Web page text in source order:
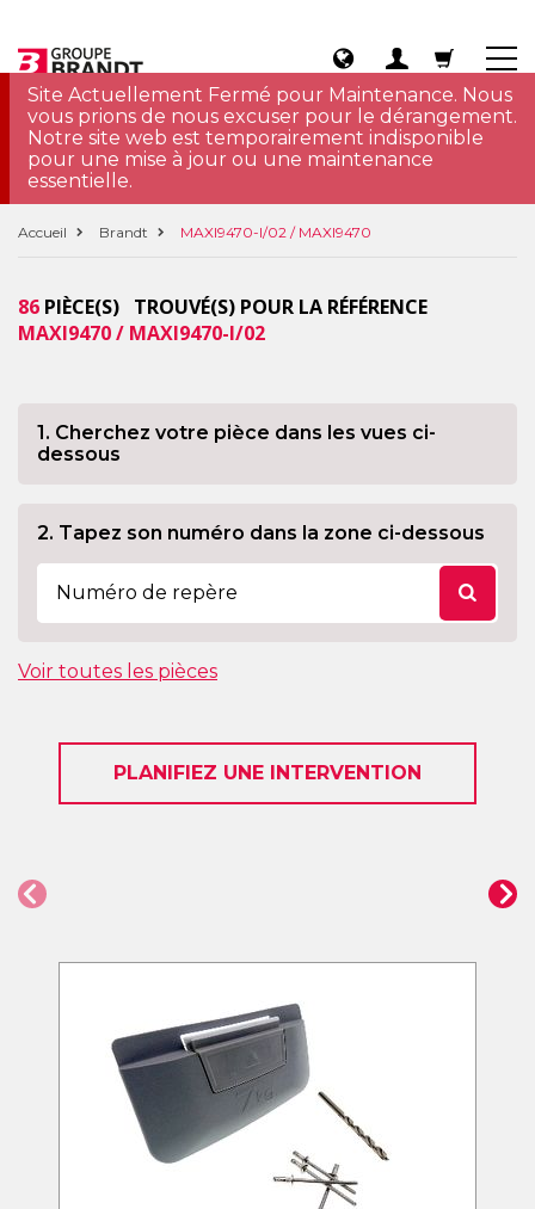
Site Actuellement Fermé pour Maintenance. Nous
vous prions de nous excuser pour le dérangement.
Notre site web est temporairement indisponible
pour une mise à jour ou une maintenance
essentielle.
Accueil Brandt MAXI9470-I/02 / MAXI9470
86 PIÈCE(S) TROUVÉ(S) POUR LA RÉFÉRENCE
MAXI9470 / MAXI9470-I/02
1. Cherchez votre pièce dans les vues ci-
dessous
2. Tapez son numéro dans la zone ci-dessous
Voir toutes les pièces
PLANIFIEZ UNE INTERVENTION